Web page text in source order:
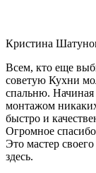
Кристина
Всем, кто еще
советую Кухни
спальню. Начиная
монтажом
быстро и
Огромное
Это мастер
здесь.